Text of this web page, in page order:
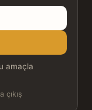
amaçla
çıkış